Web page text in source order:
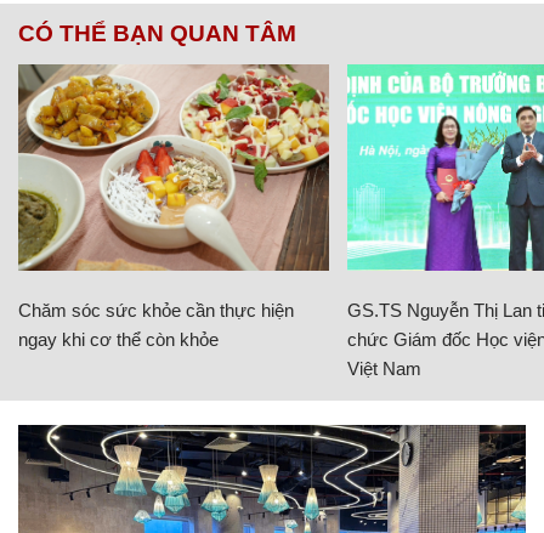
CÓ THỂ BẠN QUAN TÂM
Chăm sóc sức khỏe cần thực hiện
ngay khi cơ thể còn khỏe
GS.TS Nguyễn Thị Lan
chức Giám đốc Học
Việt Nam